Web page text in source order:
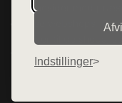
Indstillinger
hjemmesider med
diverse webshops.
varerne på lager.